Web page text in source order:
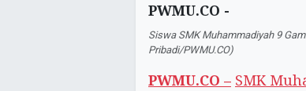
PWMU.CO -
Siswa SMK Muhammadiyah 9
Pribadi/PWMU.CO)
‎PWMU.CO – SMK